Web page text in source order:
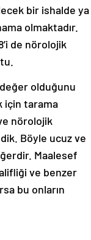
bir ishalde ya
olmaktadır.
de nörolojik
olduğunu
için tarama
nörolojik
Böyle ucuz ve
Maalesef
ve benzer
bu onların